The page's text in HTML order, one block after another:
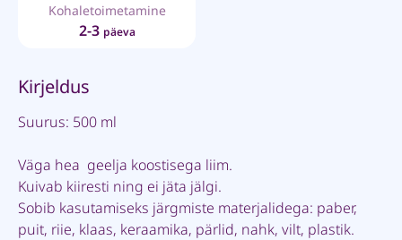
Kohaletoimetamine
2-3 päeva
Kirjeldus
Suurus: 500 ml
Väga hea geelja koostisega liim.
Kuivab kiiresti ning ei jäta jälgi.
Sobib kasutamiseks järgmiste materjalidega: paber,
puit, riie, klaas, keraamika, pärlid, nahk, vilt, plastik.